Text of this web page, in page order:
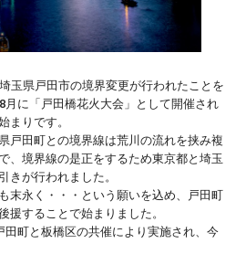
玉県戸田市の境界変更が行われたことを
月に「戸田橋花火大会」として開催され
まりです。
戸田町との境界線は荒川の流れを挟み複
、境界線の是正をするため東京都と埼玉
きが行われました。
末永く・・・という願いを込め、戸田町
援することで始まりました。
田町と板橋区の共催により実施され、今